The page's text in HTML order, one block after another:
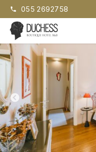
contenuto
055 2692758
Duchess
Boutique Hotel B&B